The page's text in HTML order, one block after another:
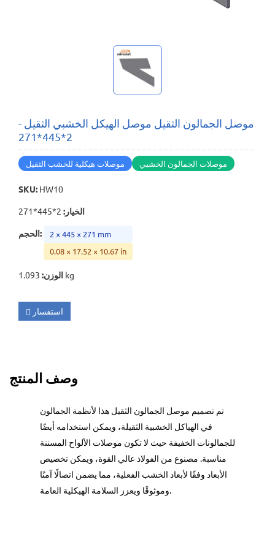
موصل الجمالون الثقيل موصل الهيكل الخشبي الثقيل -
2*445*271
موصلات هيكلية للخشب الثقيل موصلات الجمالون الخشبي
SKU: HW10
الخيار :
2*445*271
الحجم:
2 × 445 × 271 mm
0.08 × 17.52 × 10.67 in
الوزن: 1.093 kg
استفسار
وصف المنتج
تم تصميم موصل الجمالون الثقيل هذا لأنظمة الجمالون
في الهياكل الخشبية الثقيلة، ويمكن استخدامه أيضًا
للجمالونات الخفيفة حيث لا تكون موصلات الألواح المسننة
مناسبة. مصنوع من الفولاذ عالي القوة، ويمكن تخصيص
الأبعاد وفقًا لأبعاد الخشب الفعلية، مما يضمن اتصالًا آمنًا
وموثوقًا ويعزز السلامة الهيكلية العامة.